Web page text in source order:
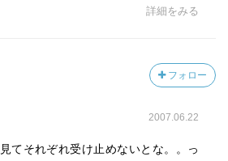
詳細をみる
フォロー
2007.06.22
てそれぞれ受け止めないとな。。っ